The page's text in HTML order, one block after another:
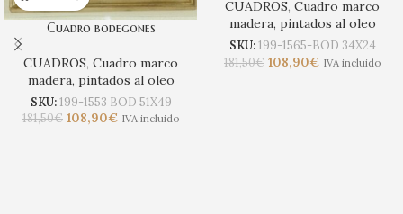
Cuadro bodegones
CUADROS, Cuadro marco
madera, pintados al oleo
SKU:199-1553 BOD 51X49
181,50€ 108,90€ IVA incluido
CUADROS, Cuadro marco
madera, pintados al oleo
SKU:199-1565-BOD 34X24
181,50€ 108,90€ IVA incluido